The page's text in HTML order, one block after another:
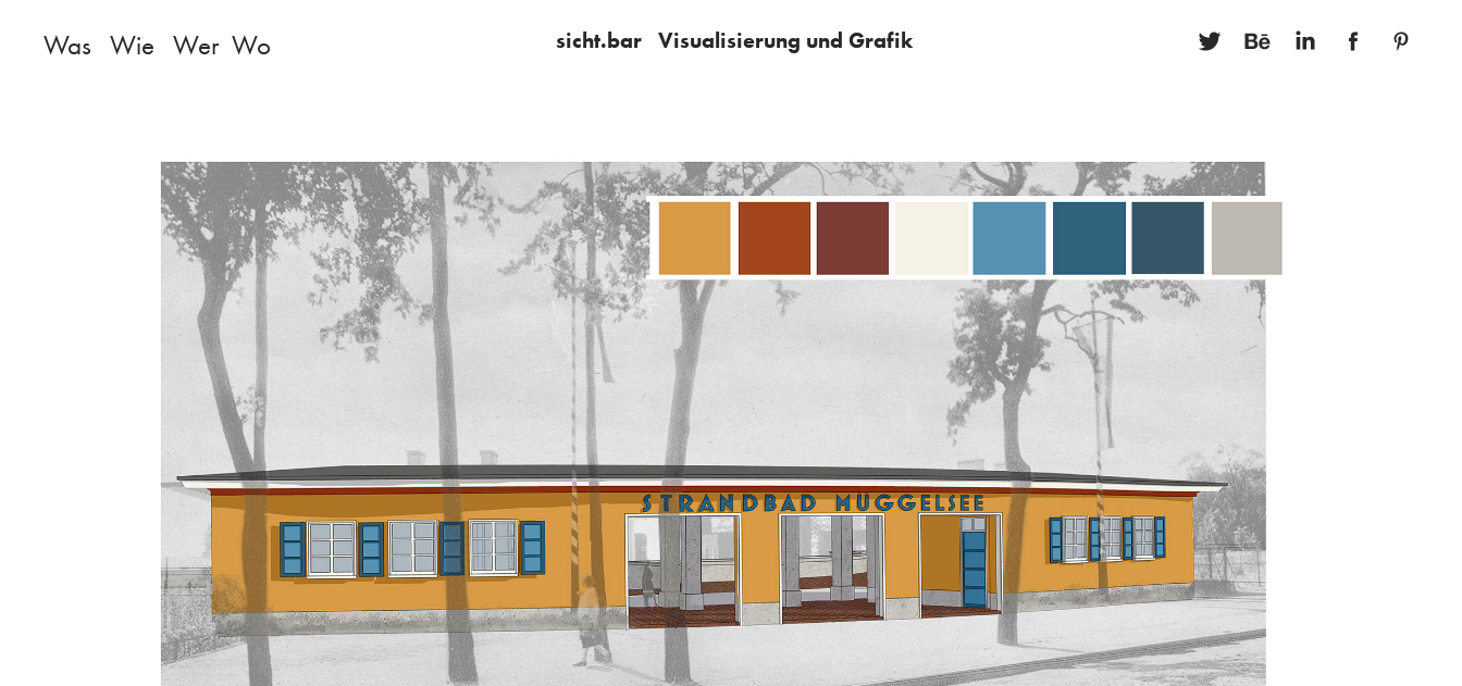
Was Wie Wer Wo sicht.bar   Visualisierung und Grafik